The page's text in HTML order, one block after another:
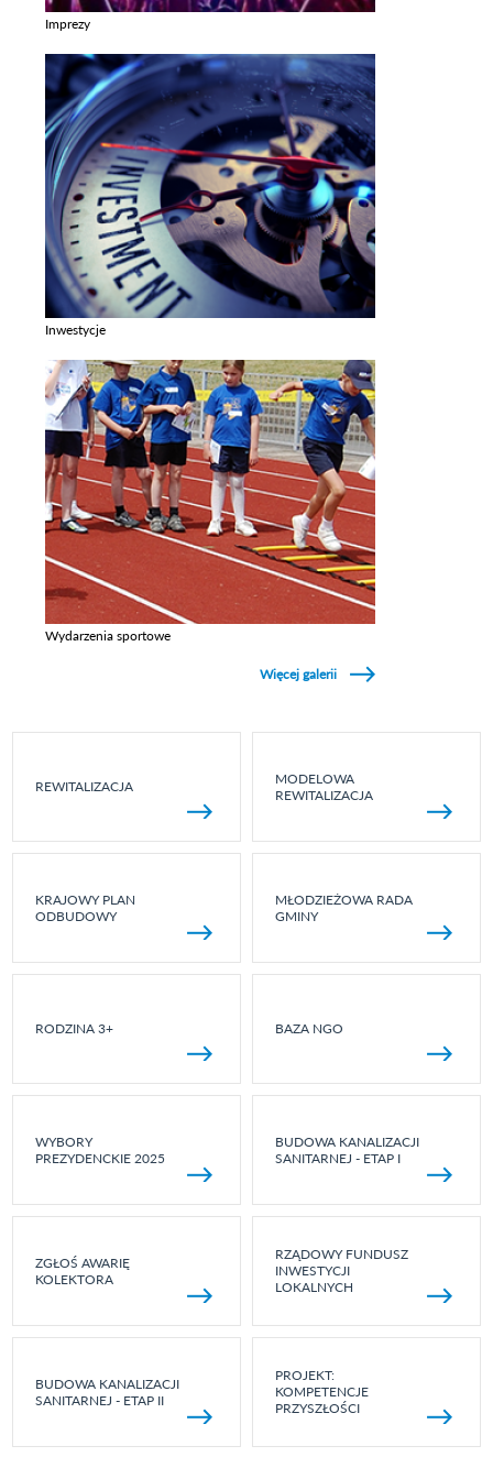
Imprezy
Inwestycje
Wydarzenia sportowe
Więcej galerii
REWITALIZACJA
MODELOWA
REWITALIZACJA
KRAJOWY PLAN
ODBUDOWY
MŁODZIEŻOWA RADA
GMINY
RODZINA 3+ BAZA NGO
WYBORY
PREZYDENCKIE 2025
BUDOWA KANALIZACJI
SANITARNEJ - ETAP I
ZGŁOŚ AWARIĘ
KOLEKTORA
RZĄDOWY FUNDUSZ
INWESTYCJI
LOKALNYCH
BUDOWA KANALIZACJI
SANITARNEJ - ETAP II
PROJEKT:
KOMPETENCJE
PRZYSZŁOŚCI